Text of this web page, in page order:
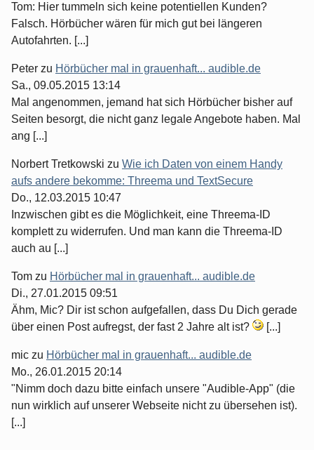
Tom: Hier tummeln sich keine potentiellen Kunden?
Falsch. Hörbücher wären für mich gut bei längeren
Autofahrten. [...]
Peter zu Hörbücher mal in grauenhaft... audible.de
Sa., 09.05.2015 13:14
Mal angenommen, jemand hat sich Hörbücher bisher auf
Seiten besorgt, die nicht ganz legale Angebote haben. Mal
ang [...]
Norbert Tretkowski zu Wie ich Daten von einem Handy
aufs andere bekomme: Threema und TextSecure
Do., 12.03.2015 10:47
Inzwischen gibt es die Möglichkeit, eine Threema-ID
komplett zu widerrufen. Und man kann die Threema-ID
auch au [...]
Tom zu Hörbücher mal in grauenhaft... audible.de
Di., 27.01.2015 09:51
Ähm, Mic? Dir ist schon aufgefallen, dass Du Dich gerade
über einen Post aufregst, der fast 2 Jahre alt ist?
[...]
mic zu Hörbücher mal in grauenhaft... audible.de
Mo., 26.01.2015 20:14
"Nimm doch dazu bitte einfach unsere "Audible-App" (die
nun wirklich auf unserer Webseite nicht zu übersehen ist).
[...]